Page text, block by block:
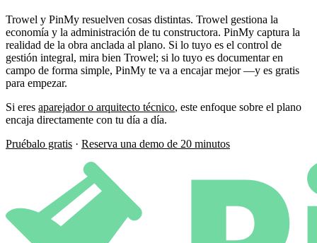
Trowel y PinMy resuelven cosas distintas. Trowel gestiona la
economía y la administración de tu constructora. PinMy captura la
realidad de la obra anclada al plano. Si lo tuyo es el control de
gestión integral, mira bien Trowel; si lo tuyo es documentar en
campo de forma simple, PinMy te va a encajar mejor —y es gratis
para empezar.
Si eres aparejador o arquitecto técnico, este enfoque sobre el plano
encaja directamente con tu día a día.
Pruébalo gratis · Reserva una demo de 20 minutos